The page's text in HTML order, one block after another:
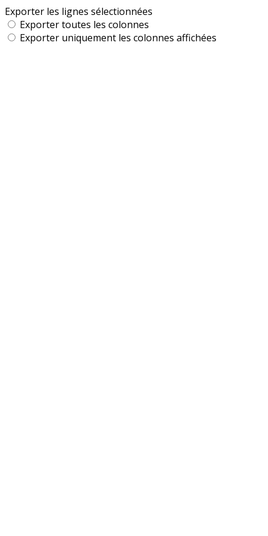
Exporter les lignes sélectionnées
Exporter toutes les colonnes
Exporter uniquement les colonnes affichées